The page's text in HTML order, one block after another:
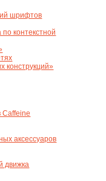
шрифтов
контекстной
конструкций»
Caffeine
аксессуаров
движка